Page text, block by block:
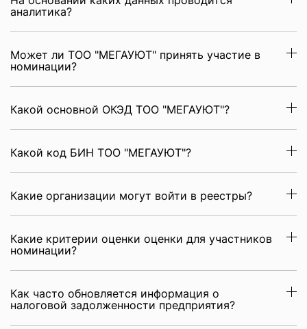
аналитика?
Может ли ТОО "МЕГАУЮТ" принять участие в
номинации?
Какой основной ОКЭД ТОО "МЕГАУЮТ"?
Какой код БИН ТОО "МЕГАУЮТ"?
Какие организации могут войти в реестры?
Какие критерии оценки оценки для участников
номинации?
Как часто обновляется информация о
налоговой задолженности предприятия?